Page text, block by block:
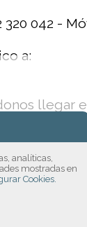
320 042 -
a:
llegar
analíticas,
mostradas en
Cookies.